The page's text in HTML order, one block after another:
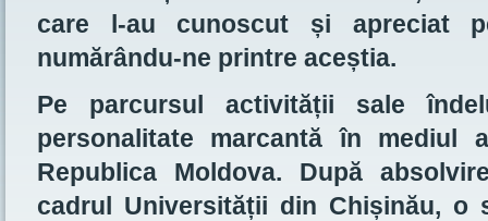
care l-au cunoscut și apreciat
numărându-ne printre aceștia.
Pe parcursul activității sale
personalitate marcantă în mediul
Republica Moldova. După
cadrul Universității din Chișinău, o